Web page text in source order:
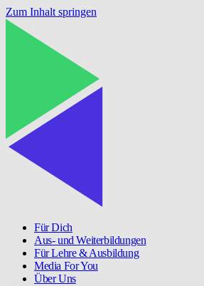
Zum Inhalt springen
Für Dich
Aus- und Weiterbildungen
Für Lehre & Ausbildung
Media For You
Über Uns